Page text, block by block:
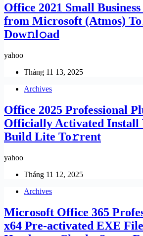
Office 2021 Small
from Microsoft (Atmos)
Dow𝚗l𝚘ad
yahoo
Tháng 11 13, 2025
Archives
Office 2025 Professional
Officially Activated Install
Build Lite To𝚛rent
yahoo
Tháng 11 12, 2025
Archives
Microsoft Office 365
x64 Pre-activated EXE